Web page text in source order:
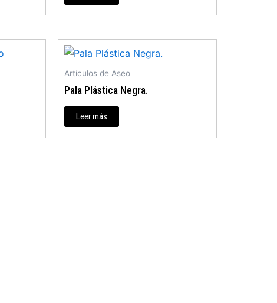
Artículos de Aseo
Pala Plástica Negra.
Leer más